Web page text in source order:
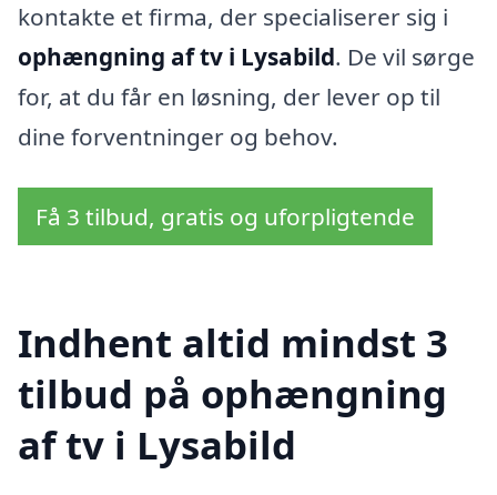
kontakte et firma, der specialiserer sig i
ophængning af tv i Lysabild. De vil sørge
for, at du får en løsning, der lever op til
dine forventninger og behov.
Få 3 tilbud, gratis og uforpligtende
Indhent altid mindst 3
tilbud på ophængning
af tv i Lysabild